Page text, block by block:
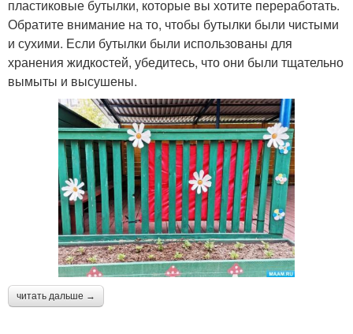
пластиковые бутылки, которые вы хотите переработать.
Обратите внимание на то, чтобы бутылки были чистыми
и сухими. Если бутылки были использованы для
хранения жидкостей, убедитесь, что они были тщательно
вымыты и высушены.
читать дальше →